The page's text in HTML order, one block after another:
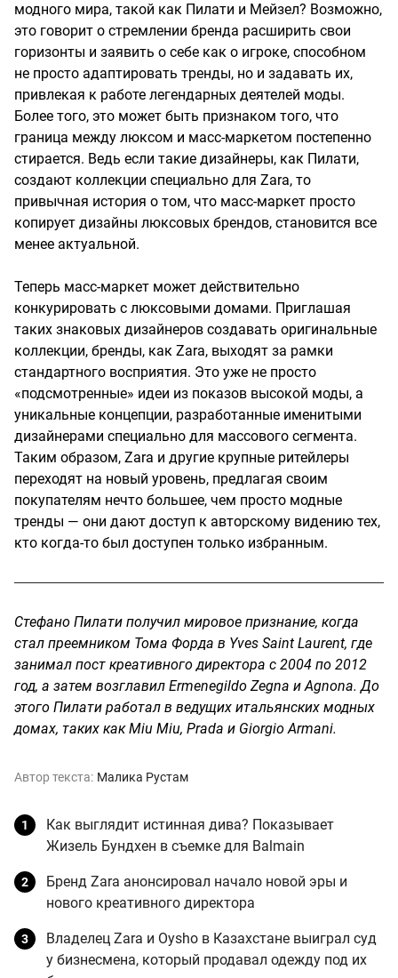
модного мира, такой как Пилати и Мейзел? Возможно,
это говорит о стремлении бренда расширить свои
горизонты и заявить о себе как о игроке, способном
не просто адаптировать тренды, но и задавать их,
привлекая к работе легендарных деятелей моды.
Более того, это может быть признаком того, что
граница между люксом и масс-маркетом постепенно
стирается. Ведь если такие дизайнеры, как Пилати,
создают коллекции специально для Zara, то
привычная история о том, что масс-маркет просто
копирует дизайны люксовых брендов, становится все
менее актуальной.
Теперь масс-маркет может действительно
конкурировать с люксовыми домами. Приглашая
таких знаковых дизайнеров создавать оригинальные
коллекции, бренды, как Zara, выходят за рамки
стандартного восприятия. Это уже не просто
«подсмотренные» идеи из показов высокой моды, а
уникальные концепции, разработанные именитыми
дизайнерами специально для массового сегмента.
Таким образом, Zara и другие крупные ритейлеры
переходят на новый уровень, предлагая своим
покупателям нечто большее, чем просто модные
тренды — они дают доступ к авторскому видению тех,
кто когда-то был доступен только избранным.
Стефано Пилати получил мировое признание, когда
стал преемником Тома Форда в Yves Saint Laurent, где
занимал пост креативного директора с 2004 по 2012
год, а затем возглавил Ermenegildo Zegna и Agnona. До
этого Пилати работал в ведущих итальянских модных
домах, таких как Miu Miu, Prada и Giorgio Armani.
Автор текста: Малика Рустам
Как выглядит истинная дива? Показывает
Жизель Бундхен в съемке для Balmain
Бренд Zara анонсировал начало новой эры и
нового креативного директора
Владелец Zara и Oysho в Казахстане выиграл суд
у бизнесмена, который продавал одежду под их